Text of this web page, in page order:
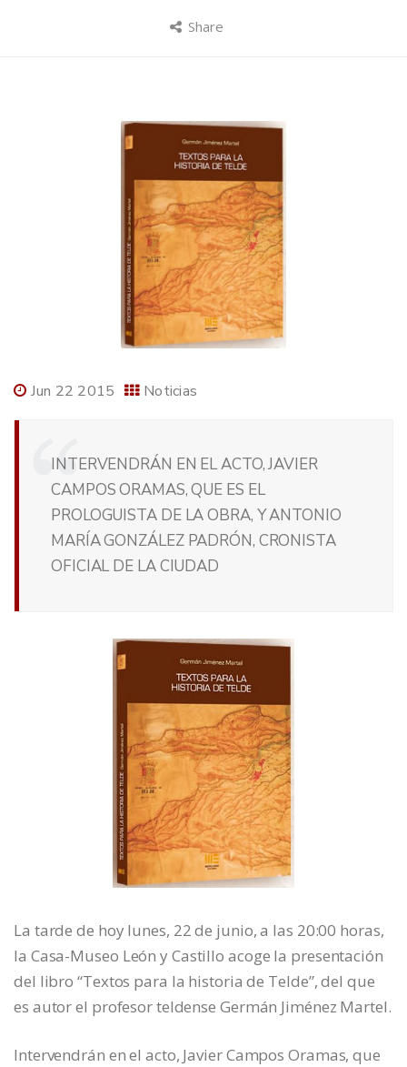
Share
Jun 22 2015 Noticias
INTERVENDRÁN EN EL ACTO, JAVIER
CAMPOS ORAMAS, QUE ES EL
PROLOGUISTA DE LA OBRA, Y ANTONIO
MARÍA GONZÁLEZ PADRÓN, CRONISTA
OFICIAL DE LA CIUDAD
La tarde de hoy lunes, 22 de junio, a las 20:00 horas,
la Casa-Museo León y Castillo acoge la presentación
del libro “Textos para la historia de Telde”, del que
es autor el profesor teldense Germán Jiménez Martel.
Intervendrán en el acto, Javier Campos Oramas, que